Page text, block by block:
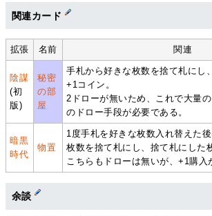
関連カード
拡張 名前 関連
陰謀
(初
版)
秘密
の部
屋
手札から好きな枚数を捨て札にし
+1コイン。
2ドローが無いため、これで大量
のドロー手段が必要である。
暗黒
時代
物置
1度手札を好きな枚数入れ替えた
枚数を捨て札にし、捨て札にした
こちらもドローは無いが、+1購入
余談